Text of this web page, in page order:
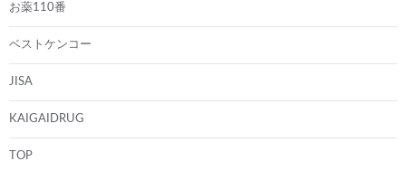
お薬110番
ベストケンコー
JISA
KAIGAIDRUG
TOP